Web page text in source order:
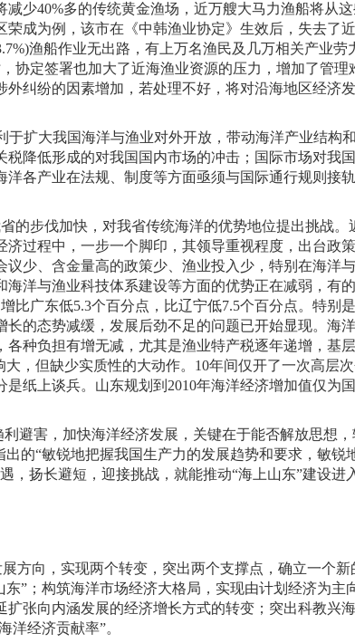
减少40%多的传统黄金渔场，近万艘大马力渔船将从
成为例，该市在《中韩渔业协定》生效后，失去了近
渔船作业无出路，有上万名渔民及几万相关产业劳
协定签署也加大了近海渔业资源的压力，增加了管理
纠纷的因素增加，若处理不好，将对沿海地区经济
于扩大我国海洋与渔业对外开放，带动海洋产业结构
降低形成的对我国国内市场的冲击；国际市场对我
各产业在法规、制度等方面亟须与国际通行规则接
的步伐加快，对我省传统海洋的优势地位提出挑战。
过程中，一步一个脚印，其领导重视程度，出台政
少、含金量高的政策少、渔业投入少，特别在海洋
洋与渔业科技体系建设等方面的优势正在减弱，有的
比广东低5.3个百分点，比辽宁低7.5个百分点。特别
的态势减缓，发展后劲不足的问题已开始显现。海
种负担有增无减，尤其是渔业特产税逐年递增，基
，但缺少实质性的大动作。 10年间仅开了一次高层
纸上谈兵。山东规划到 2010年海洋经济增加值仅为
避害，加快海洋经济发展，关键在于能否解放思想，
的“敏锐地把握我国生产力的发展趋势和要求，敏锐
，扬长避短，迎接挑战，就能推动“海上山东”建设进
方向，实现两个转变，突出两个支撑点，确立一个新
”；构筑海洋市场经济大格局，实现由计划经济为主
张向内涵发展的经济增长方式的转变；突出科教兴
洋经济贡献率”。